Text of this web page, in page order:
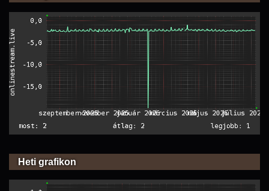
Heti grafikon